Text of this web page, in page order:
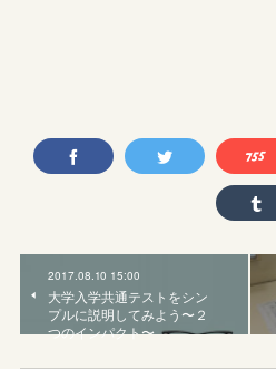
2017.08.10 15:00
大学入学共通テストをシン
プルに説明してみよう〜２
つのインパクト〜